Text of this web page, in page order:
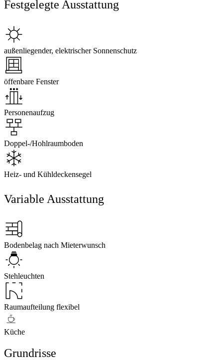
Festgelegte Ausstattung
außenliegender, elektrischer Sonnenschutz
öffenbare Fenster
Personenaufzug
Doppel-/Hohlraumboden
Heiz- und Kühldeckensegel
Variable Ausstattung
Bodenbelag nach Mieterwunsch
Stehleuchten
Raumaufteilung flexibel
Küche
Grundrisse